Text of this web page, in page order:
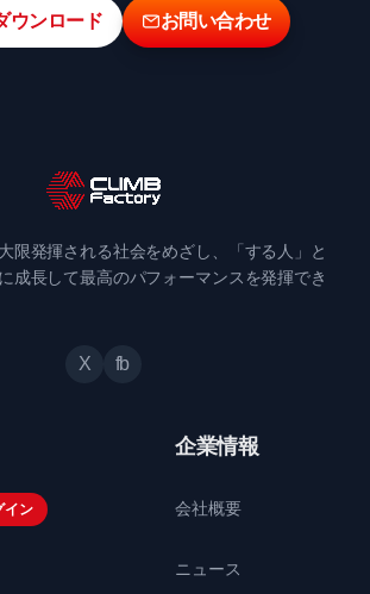
ウンロード お問い合わせ
限発揮される社会をめざし、「する人」と
成長して最高のパフォーマンスを発揮でき
X fb
イン
企業情報
会社概要
ニュース